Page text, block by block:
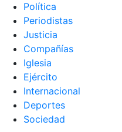
Política
Periodistas
Justicia
Compañías
Iglesia
Ejército
Internacional
Deportes
Sociedad